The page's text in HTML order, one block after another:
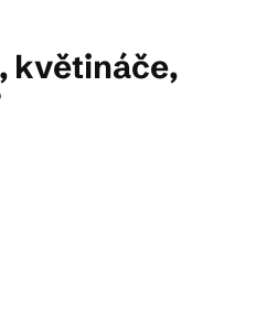
květináče,